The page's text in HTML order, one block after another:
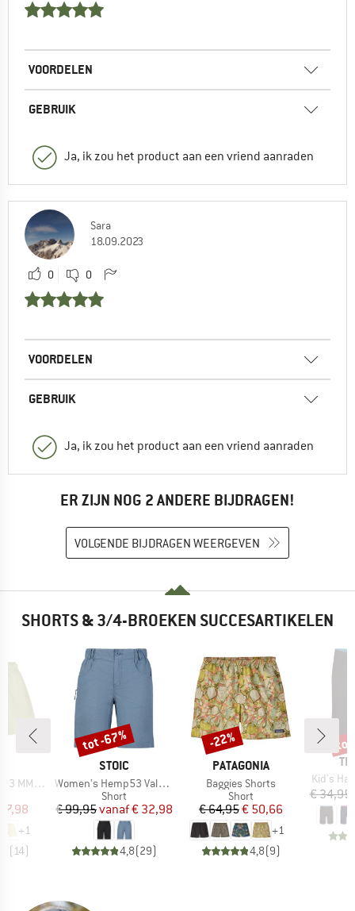
VOORDELEN
GEBRUIK
Ja, ik zou het product aan een vriend aanraden
Sara
18.09.2023
0 0
VOORDELEN
GEBRUIK
Ja, ik zou het product aan een vriend aanraden
ER ZIJN NOG 2 ANDERE BIJDRAGEN!
VOLGENDE BIJDRAGEN WEERGEVEN
SHORTS & 3/4-BROEKEN SUCCESARTIKELEN
Shorts
prijs
+1
( 14)
MERK
STOIC
Artikel
Women's Hemp53 ValenSt. Shorts
Productgroep
Short
Prijs
€ 99,95 Verlaagde prijs
vanaf€ 32,98
4,8(29)
Korting
tot -67%
MERK
PATAGONIA
Artikel
Baggies Shorts
Productgroep
Short
Prijs
€ 64,95Verlaagde prijs
€ 50,66
+1
4,8(9)
Korting
-22%
Artikel
Kid's
€ 34,95